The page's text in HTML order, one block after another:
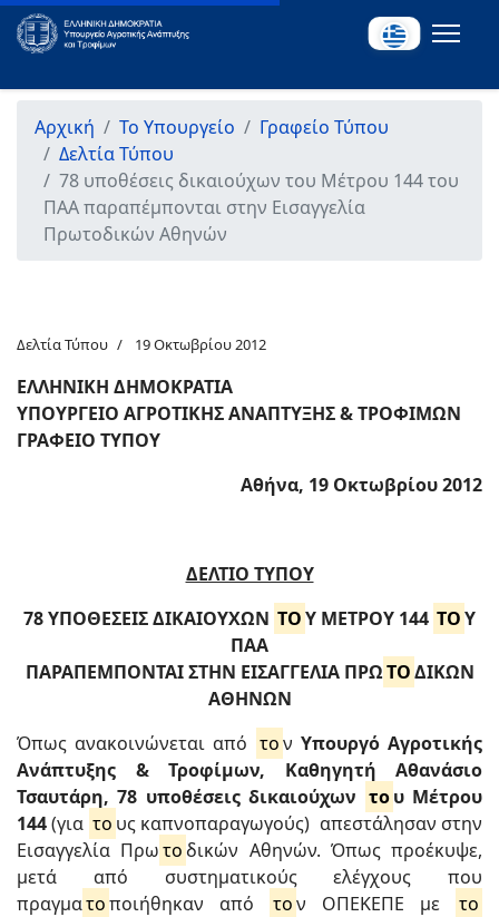
Αρχική Το Υπουργείο
Γραφείο Τύπου
Δελτία Τύπου
78 υποθέσεις δικαιούχων του Μέτρου 144 του
ΠΑΑ παραπέμπονται στην Εισαγγελία
Πρωτοδικών Αθηνών
Δελτία Τύπου 19 Οκτωβρίου 2012
ΕΛΛΗΝΙΚΗ ΔΗΜΟΚΡΑΤΙΑ
ΥΠΟΥΡΓΕΙΟ ΑΓΡΟΤΙΚΗΣ ΑΝΑΠΤΥΞΗΣ & ΤΡΟΦΙΜΩΝ
ΓΡΑΦΕΙΟ ΤΥΠΟΥ
Αθήνα, 19 Οκτωβρίου 2012
ΔΕΛΤΙΟ ΤΥΠΟΥ
78 ΥΠΟΘΕΣΕΙΣ ΔΙΚΑΙΟΥΧΩΝ ΤΟΥ ΜΕΤΡΟΥ 144 ΤΟΥ
ΠΑΑ
ΠΑΡΑΠΕΜΠΟΝΤΑΙ ΣΤΗΝ ΕΙΣΑΓΓΕΛΙΑ ΠΡΩΤΟΔΙΚΩΝ
ΑΘΗΝΩΝ
Όπως ανακοινώνεται από τον Υπουργό Αγροτικής
Ανάπτυξης & Τροφίμων, Καθηγητή Αθανάσιo
Τσαυτάρη, 78 υποθέσεις δικαιούχων του Μέτρου
144(για το υς καπνοπαραγωγούς) απεστάλησαν στην
Εισαγγελία Πρωτο δικών Αθηνών. Όπως προέκυψε,
μετά από συστηματικούς ελέγχους που
πραγματοποιήθηκαν από τον ΟΠΕΚΕΠΕ με
το